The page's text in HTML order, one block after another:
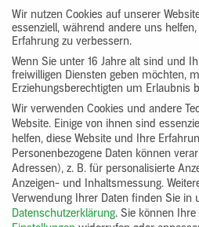
875,01 €
VK7
625,00 €
Gruppenprodukt
yosima_designputz_bigb
Wir nutzen Cookies auf unserer
essenziell, während andere uns
Erfahrung zu verbessern.
Wenn Sie unter 16 Jahre alt sind und
freiwilligen Diensten geben möchten,
Erziehungsberechtigten um Erlaubnis
Wir verwenden Cookies und andere
Website. Einige von ihnen sind
helfen, diese Website und Ihre
Personenbezogene Daten können
Adressen), z. B. für personalisierte
Anzeigen- und Inhaltsmessung.
Verwendung Ihrer Daten finden Sie in
Datenschutzerklärung. Sie können